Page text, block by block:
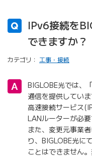
IPv6接続を
できますか？
カテゴリ： 工事・接続
BIGLOBE光では、
通信を提供していま
高速接続サービス
LANルーターが必要
また、変更元事業
り、BIGLOBE光に
ことはできません